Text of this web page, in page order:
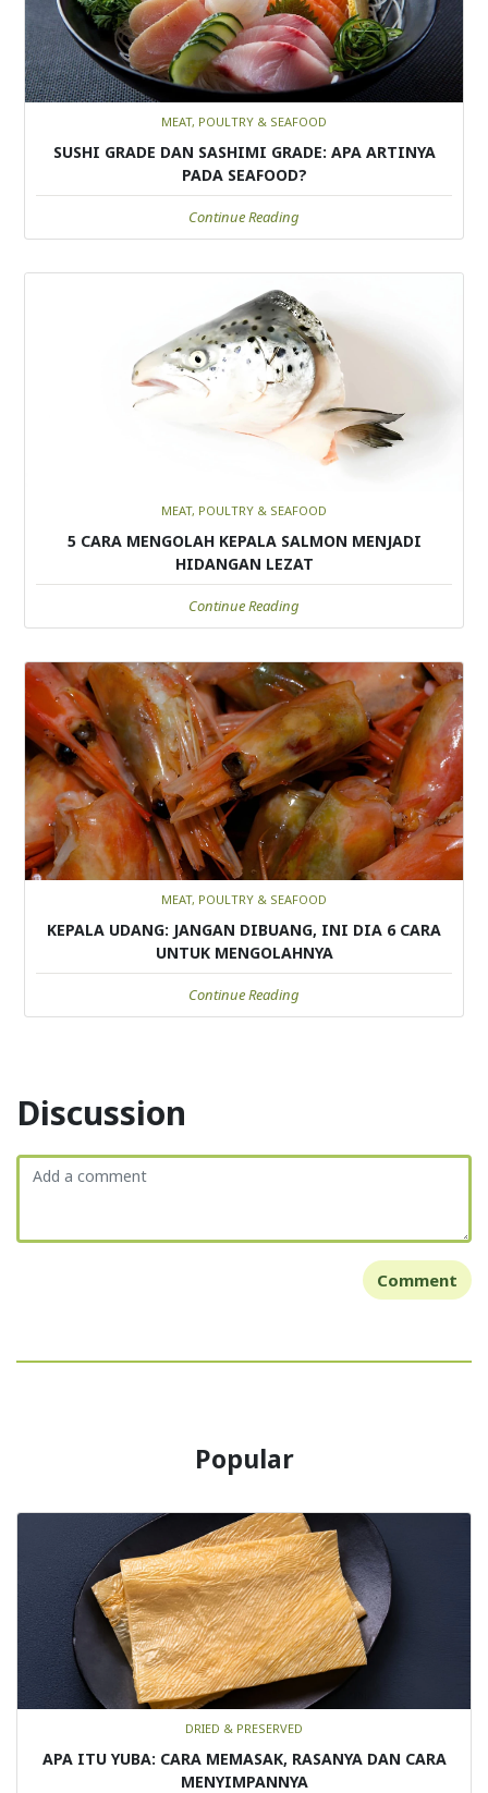
MEAT, POULTRY & SEAFOOD
SUSHI GRADE DAN SASHIMI GRADE: APA ARTINYA
PADA SEAFOOD?
Continue Reading
MEAT, POULTRY & SEAFOOD
5 CARA MENGOLAH KEPALA SALMON MENJADI
HIDANGAN LEZAT
Continue Reading
MEAT, POULTRY & SEAFOOD
KEPALA UDANG: JANGAN DIBUANG, INI DIA 6 CARA
UNTUK MENGOLAHNYA
Continue Reading
Discussion
Comment
Popular
DRIED & PRESERVED
APA ITU YUBA: CARA MEMASAK, RASANYA DAN CARA
MENYIMPANNYA